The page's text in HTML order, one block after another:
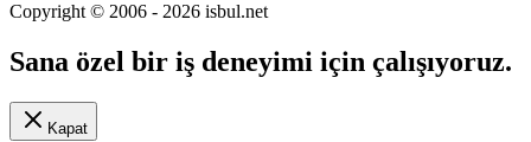
Copyright © 2006 - 2026 isbul.net
Sana özel bir iş deneyimi için çalışıyoruz.
Kapat